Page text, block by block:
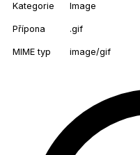
Kategorie Image
Přípona .gif
MIME typ image/gif